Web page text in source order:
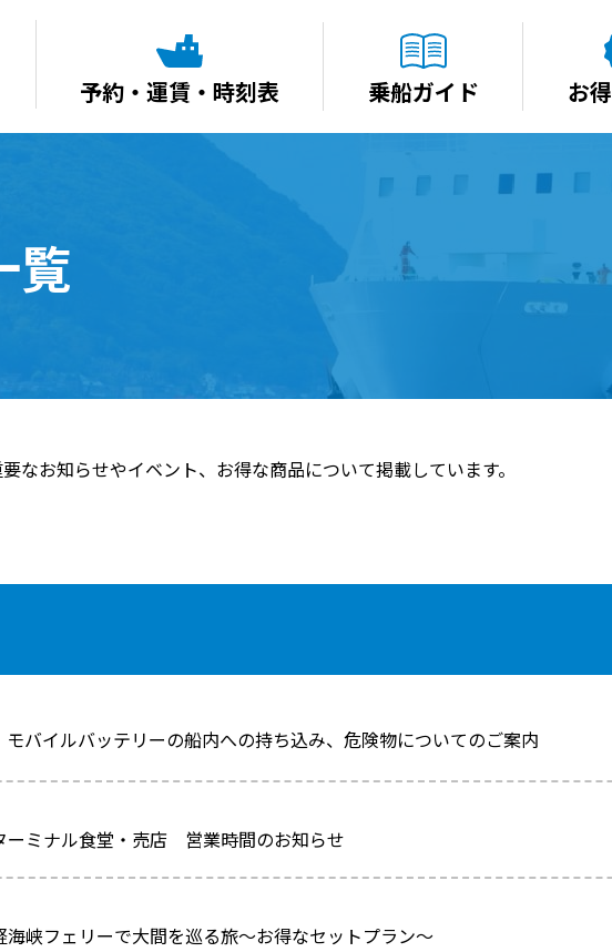
予約・運賃・時刻表 乗船ガイド お
覧
なお知らせやイベント、お得な商品について掲載しています。
モバイルバッテリーの船内への持ち込み、危険物についてのご案内
ーミナル食堂・売店 営業時間のお知らせ
海峡フェリーで大間を巡る旅～お得なセットプラン～